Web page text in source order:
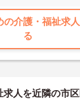
の介護・福祉求
る
求人を近隣の市